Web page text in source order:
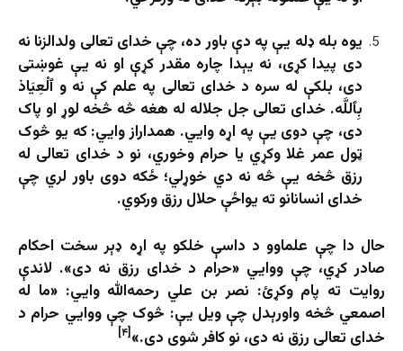
یوه بله ډله یې په دې باور ده، چې خدای تعالی ولدالزنا نه
دی پیدا کړی، نه یېدا چاره مقدر کړې او نه یې غوښتی
دی، بلکې له سره د خدای تعالی په علم کې نه و ٱلْعِيَاذ
بِٱللَّه. خدای تعالی جل جلاله له هغه څه څخه لوړ او پاک
دی، چې دوی یې په اړه وایي. همداراز وايي: که یو څوک
ټول عمر غلا وکړي یا حرام وخوري، نو د خدای تعالی له
رزق څخه یې څه نه دي خوړلي؛ ځکه دوی باور لري چې
خدای انسانانو ته یواځې حلال رزق ورکوي.
حال دا چې علماوو د داسې خلکو په اړه ډېر سخت احکام
صادر کړي، چې ووايي «حرام د خدای رزق نه دی». لاندې
روایت ته پام وکړئ: نصر بن علي رحمه‌الله وايي: «ما له
اصمعي څخه واورېدل چې ویل یې: څوک چې ووايي حرام د
خدای تعالی رزق نه دی، نو کافر شوی دی.» [۴]